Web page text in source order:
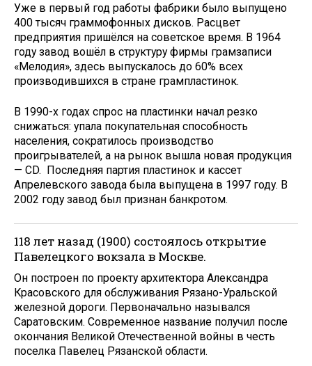
Уже в первый год работы фабрики было выпущено
400 тысяч граммофонных дисков. Расцвет
предприятия пришёлся на советское время. В 1964
году завод вошёл в структуру фирмы грамзаписи
«Мелодия», здесь выпускалось до 60% всех
производившихся в стране грампластинок.
В 1990-х годах спрос на пластинки начал резко
снижаться: упала покупательная способность
населения, сократилось производство
проигрывателей, а на рынок вышла новая продукция
— CD. Последняя партия пластинок и кассет
Апрелевского завода была выпущена в 1997 году. В
2002 году завод был признан банкротом.
118 лет назад (1900) состоялось открытие
Павелецкого вокзала в Москве.
Он построен по проекту архитектора Александра
Красовского для обслуживания Рязано-Уральской
железной дороги. Первоначально назывался
Саратовским. Современное название получил после
окончания Великой Отечественной войны в честь
поселка Павелец Рязанской области.